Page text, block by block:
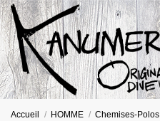
Accueil HOMME Chemises-Polos